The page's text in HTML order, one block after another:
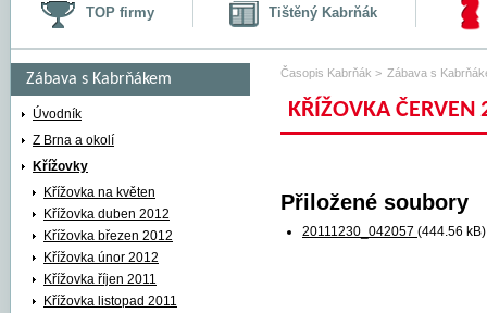
TOP firmy Tištěný Kabrňák
Zábava s Kabrňákem
Křížovky
Křížovka červen 2009
Úvodník
Z Brna a okolí
Křížovky
Křížovka na květen
Křížovka duben 2012
Křížovka březen 2012
Křížovka únor 2012
Křížovka říjen 2011
Křížovka listopad 2011
Časopis Kabrňák > Zábava s
KŘÍŽOVKA ČERVEN
Přiložené soubory
20111230_042057 (444.56